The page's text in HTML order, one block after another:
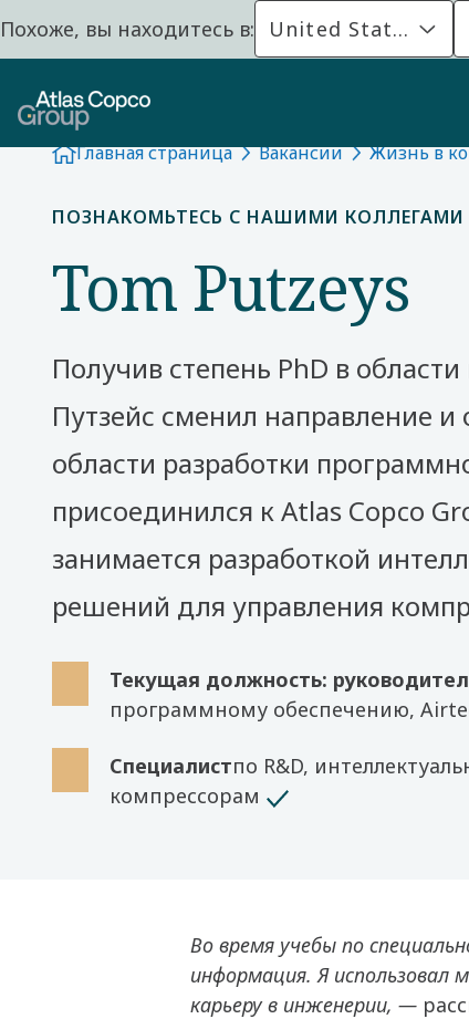
Похоже, вы находитесь в: United States
Главная страница Вакансии Жизнь в
ПОЗНАКОМЬТЕСЬ С НАШИМИ КОЛЛЕГАМИ
Tom Putzeys
Получив степень PhD в
Путзейс сменил направление и
области разработки
присоединился к Atlas Copco
занимается разработкой
решений для управления
Текущая должность:
программному обеспечению,
Специалистпо R&D,
компрессорам
Во время учебы по
информация. Я
карьеру в инженерии, —